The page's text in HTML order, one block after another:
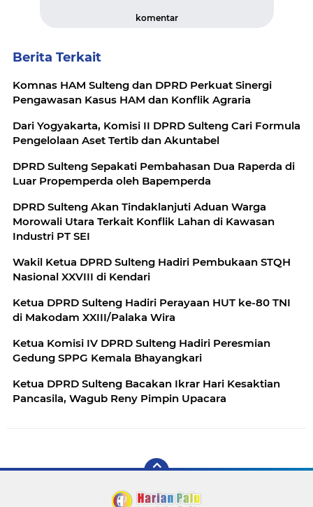
komentar
Berita Terkait
Komnas HAM Sulteng dan DPRD Perkuat Sinergi
Pengawasan Kasus HAM dan Konflik Agraria
Dari Yogyakarta, Komisi II DPRD Sulteng Cari Formula
Pengelolaan Aset Tertib dan Akuntabel
DPRD Sulteng Sepakati Pembahasan Dua Raperda di
Luar Propemperda oleh Bapemperda
DPRD Sulteng Akan Tindaklanjuti Aduan Warga
Morowali Utara Terkait Konflik Lahan di Kawasan
Industri PT SEI
Wakil Ketua DPRD Sulteng Hadiri Pembukaan STQH
Nasional XXVIII di Kendari
Ketua DPRD Sulteng Hadiri Perayaan HUT ke-80 TNI
di Makodam XXIII/Palaka Wira
Ketua Komisi IV DPRD Sulteng Hadiri Peresmian
Gedung SPPG Kemala Bhayangkari
Ketua DPRD Sulteng Bacakan Ikrar Hari Kesaktian
Pancasila, Wagub Reny Pimpin Upacara